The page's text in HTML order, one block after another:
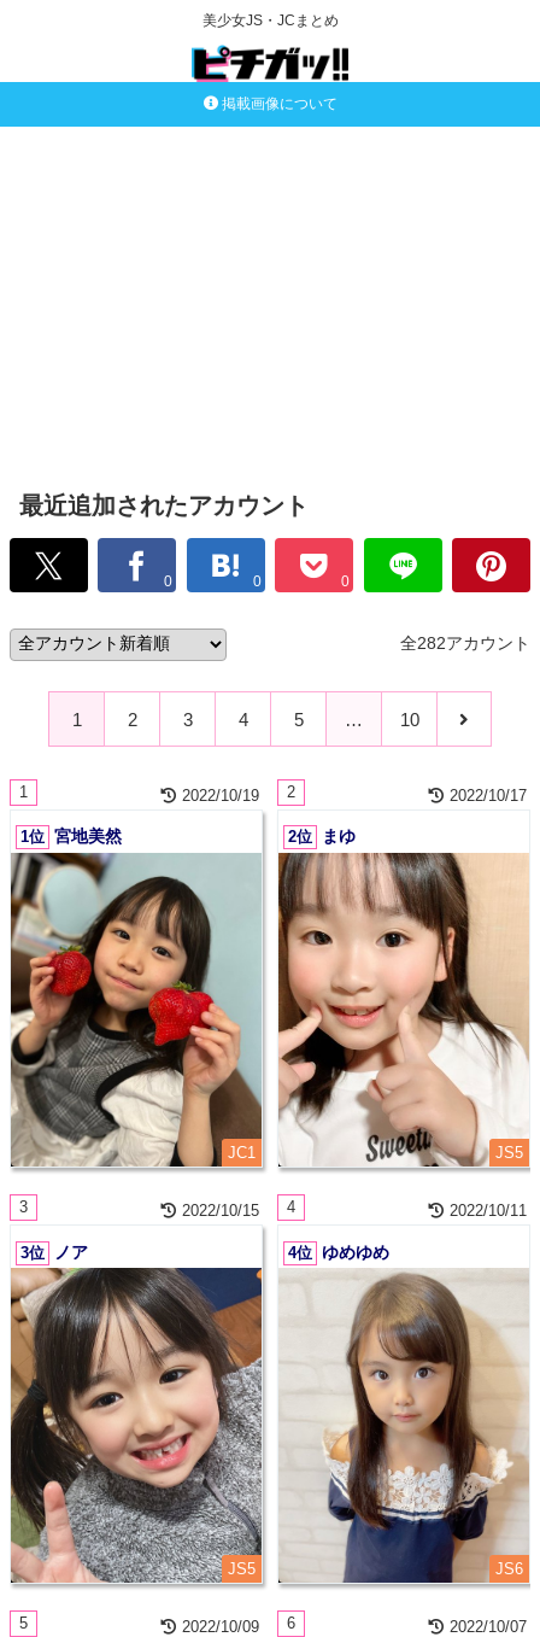
美少女JS・JCまとめ
掲載画像について
最近追加されたアカウント
0 0 0
全282アカウント
1 2 3 4 5 … 10
1 2022/10/19
1位 宮地美然
JC1
2 2022/10/17
2位 まゆ
JS5
3 2022/10/15
3位 ノア
JS5
4 2022/10/11
4位 ゆめゆめ
JS6
5 2022/10/09 6 2022/10/07